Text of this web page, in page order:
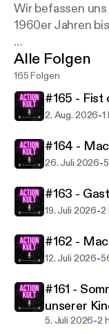
Wir befassen
1960er Jahren
Moderation:
Alle Folgen
165 Folgen
#165 - Fist
2. Aug. 2026-1
#164 -
26. Juli 2026-
#163 -
19. Juli 2026-2
#162 -
12. Juli 2026-
#161 -
unserer
5. Juli 2026-2